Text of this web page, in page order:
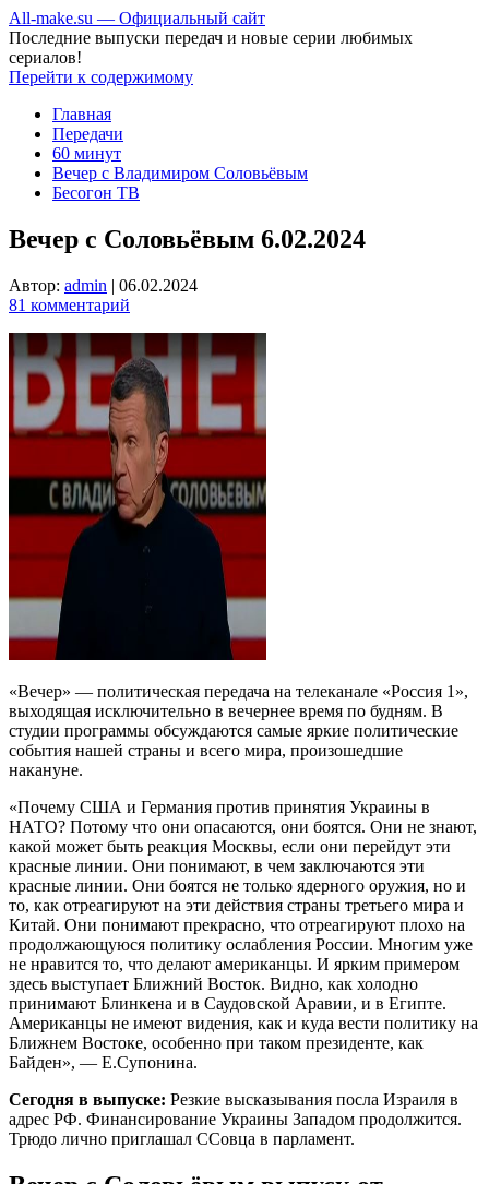
All-make.su — Официальный сайт
Последние выпуски передач и новые серии любимых
сериалов!
Перейти к содержимому
Главная
Передачи
60 минут
Вечер с Владимиром Соловьёвым
Бесогон ТВ
Вечер с Соловьёвым 6.02.2024
Автор: admin | 06.02.2024
81 комментарий
«Вечер» — политическая передача на телеканале «Россия 1»,
выходящая исключительно в вечернее время по будням. В
студии программы обсуждаются самые яркие политические
события нашей страны и всего мира, произошедшие
накануне.
«Почему США и Германия против принятия Украины в
НАТО? Потому что они опасаются, они боятся. Они не знают,
какой может быть реакция Москвы, если они перейдут эти
красные линии. Они понимают, в чем заключаются эти
красные линии. Они боятся не только ядерного оружия, но и
то, как отреагируют на эти действия страны третьего мира и
Китай. Они понимают прекрасно, что отреагируют плохо на
продолжающуюся политику ослабления России. Многим уже
не нравится то, что делают американцы. И ярким примером
здесь выступает Ближний Восток. Видно, как холодно
принимают Блинкена и в Саудовской Аравии, и в Египте.
Американцы не имеют видения, как и куда вести политику на
Ближнем Востоке, особенно при таком президенте, как
Байден», — Е.Супонина.
Сегодня в выпуске: Резкие высказывания посла Израиля в
адрес РФ. Финансирование Украины Западом продолжится.
Трюдо лично приглашал ССовца в парламент.